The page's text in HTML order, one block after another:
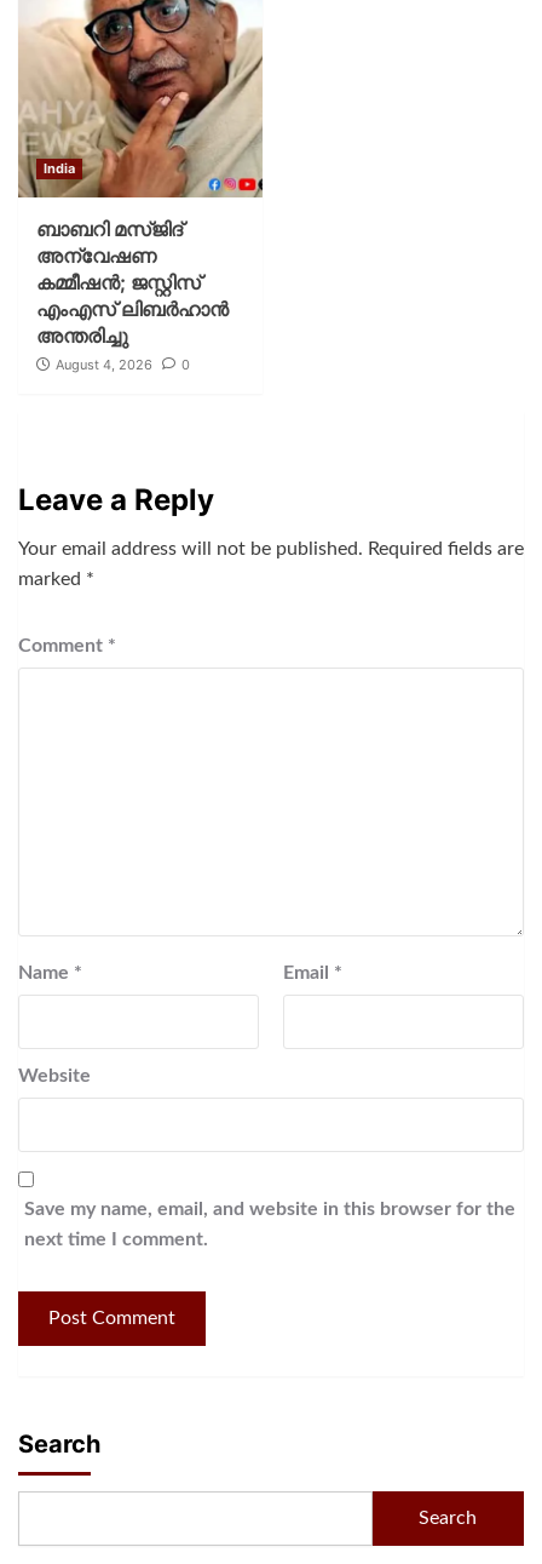
India
ബാബറി മസ്ജിദ്
അന്വേഷണ
കമ്മീഷന്‍; ജസ്റ്റിസ്
എംഎസ് ലിബര്‍ഹാന്‍
അന്തരിച്ചു
August 4, 2026 0
Leave a Reply
Your email address will not be published. Required fields are
marked *
Comment *
Name * Email *
Website
Save my name, email, and website in this browser for the
next time I comment.
Search
Search